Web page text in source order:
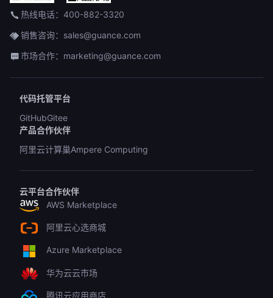
热线电话：400-882-3320
销售咨询：sales@guance.com
市场合作：marketing@guance.com
代码托管平台
GitHubGitee
产品合作伙伴
阿里云计算巢Ampere Computing
云平台合作伙伴
AWS Marketplace
阿里云心选商城
Azure Marketplace
华为云云市场
腾讯云应用商店